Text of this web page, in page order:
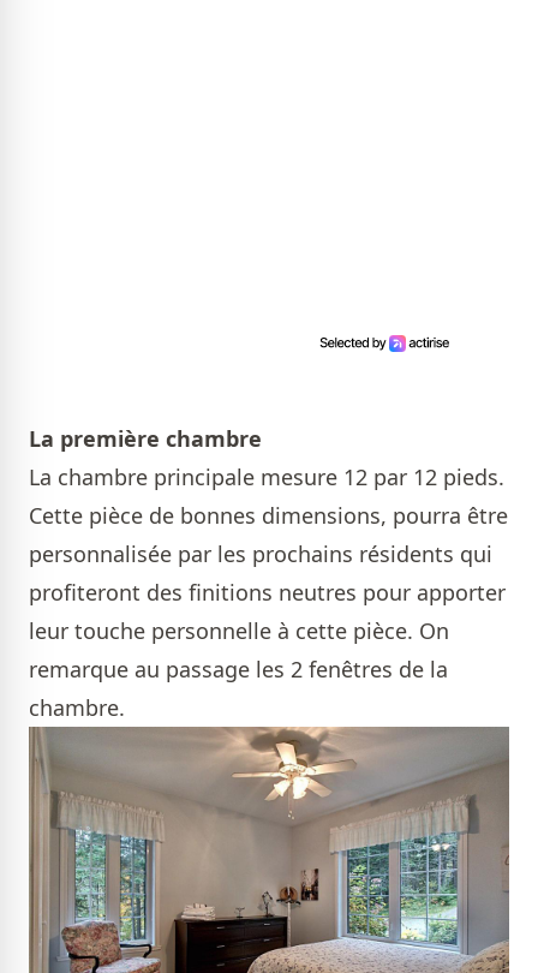
La première chambre
La chambre principale mesure 12 par 12 pieds.
Cette pièce de bonnes dimensions, pourra être
personnalisée par les prochains résidents qui
profiteront des finitions neutres pour apporter
leur touche personnelle à cette pièce. On
remarque au passage les 2 fenêtres de la
chambre.